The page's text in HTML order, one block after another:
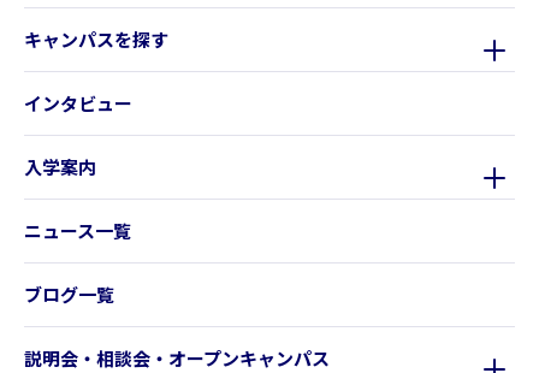
キャンパスを探す
インタビュー
入学案内
ニュース一覧
ブログ一覧
説明会・相談会・オープンキャンパス